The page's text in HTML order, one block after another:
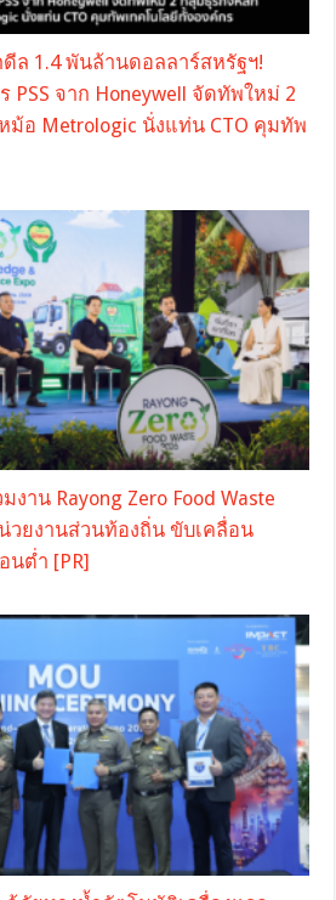
ล 1.4 พันล้านดอลลาร์สหรัฐฯ!
PSS จาก Honeywell จัดทัพใหม่ 2
อ Metrologic นั่งแท่น CTO คุมทัพ
าน Rayong Zero Food Waste
วยงานส่วนท้องถิ่น ขับเคลื่อน
นต่ำ [PR]